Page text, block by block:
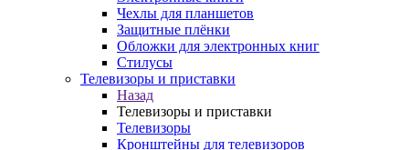
Чехлы для планшетов
Защитные плёнки
Обложки для электронных книг
Стилусы
Телевизоры и приставки
Назад
Телевизоры и приставки
Телевизоры
Кронштейны для телевизоров